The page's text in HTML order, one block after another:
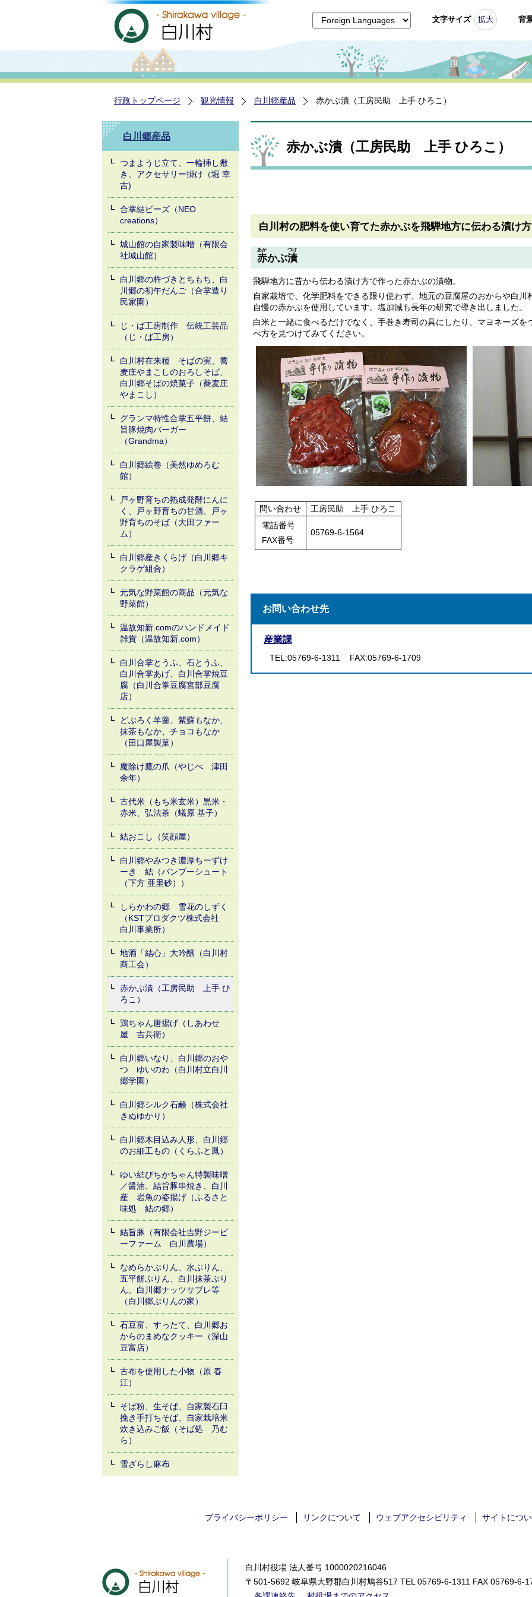
文字サイズ 拡大 背
行政トップページ 観光情報 白川郷産品 赤かぶ漬（工房民助 上手 ひろこ）
白川郷産品
つまようじ立て、一輪挿し敷
き、アクセサリー掛け（堀 幸
吉)
合掌結ビーズ（NEO
creations）
城山館の自家製味噌（有限会
社城山館）
白川郷の杵づきとちもち、白
川郷の初午だんご（合掌造り
民家園）
じ・ば工房制作 伝統工芸品
（じ・ば工房）
白川村在来種 そばの実、蕎
麦庄やまこしのおろしそば、
白川郷そばの焼菓子（蕎麦庄
やまこし）
グランマ特性合掌五平餅、結
旨豚焼肉バーガー
（Grandma）
白川郷絵巻（美然ゆめろむ
館）
戸ヶ野育ちの熟成発酵にんに
く、戸ヶ野育ちの甘酒、戸ヶ
野育ちのそば（大田ファー
ム）
白川郷産きくらげ（白川郷キ
クラゲ組合）
元気な野菜館の商品（元気な
野菜館）
温故知新.comのハンドメイド
雑貨（温故知新.com）
白川合掌とうふ、石とうふ、
白川合掌あげ、白川合掌焼豆
腐（白川合掌豆腐宮部豆腐
店）
どぶろく羊羹、紫蘇もなか、
抹茶もなか、チョコもなか
（田口屋製菓）
魔除け鷹の爪（やじべ 津田
余年）
古代米（もち米玄米）黒米・
赤米、弘法茶（蟻原 基子）
結おこし（笑顔屋）
白川郷やみつき濃厚ちーずけ
ーき 結（バンブーシュート
（下方 亜里砂））
しらかわの郷 雪花のしずく
（KSTプロダクツ株式会社
白川事業所）
地酒「結心」大吟醸（白川村
商工会）
赤かぶ漬（工房民助 上手 ひ
ろこ）
鶏ちゃん唐揚げ（しあわせ
屋 吉兵衛）
白川郷いなり、白川郷のおや
つ ゆいのわ（白川村立白川
郷学園）
白川郷シルク石鹸（株式会社
きぬゆかり）
白川郷木目込み人形、白川郷
のお細工もの（くらふと鳳）
ゆい結びちかちゃん特製味噌
／醤油、結旨豚串焼き、白川
産 岩魚の姿揚げ（ふるさと
味処 結の郷）
結旨豚（有限会社吉野ジーピ
ーファーム 白川農場）
なめらかぷりん、水ぷりん、
五平餅ぷりん、白川抹茶ぷり
ん、白川郷ナッツサブレ等
（白川郷ぷりんの家）
石豆富、すったて、白川郷お
からのまめなクッキー（深山
豆富店）
古布を使用した小物（原 春
江）
そば粉、生そば、自家製石臼
挽き手打ちそば、自家栽培米
炊き込みご飯（そば処 乃む
ら）
雪ざらし麻布
赤かぶ漬（工房民助 上手 ひろこ）
白川村の肥料を使い育てた赤かぶを飛騨地方に伝わる漬け
赤
あか
かぶ漬
づけ
飛騨地方に昔から伝わる漬け方で作った赤かぶの漬物。
自家栽培で、化学肥料をできる限り使わず、地元の豆腐屋のおからや白
自慢の赤かぶを使用しています。塩加減も長年の研究で導き出しました。
白米と一緒に食べるだけでなく、手巻き寿司の具にしたり、マヨネーズ
べ方を見つけてみてください。
問い合わせ
工房民助 上手 ひろこ
電話番号
FAX番号
05769-6-1564
お問い合わせ先
産業課
TEL:05769-6-1311 FAX:05769-6-1709
プライバシーポリシー リンクについて ウェブアクセシビリティ サイトにつ
白川村役場 法人番号 1000020216046
〒501-5692 岐阜県大野郡白川村鳩谷517 TEL 05769-6-1311 FAX 05769-6-